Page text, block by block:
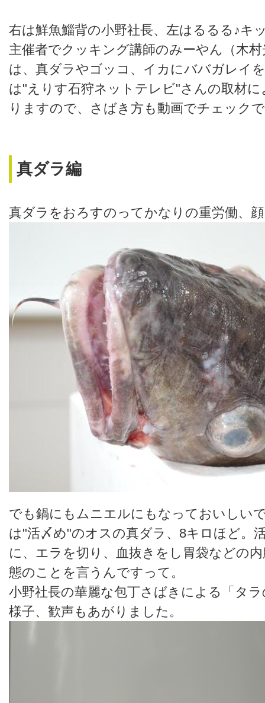
右は鮮魚鯔背の小野社長、左はるるる♪キ
主催者でクッキング講師のみーやん（木
は、真ダラやゴッコ、イカにババガレイ
は"えりす石狩ネットテレビ"さんの取材
りますので、さばき方も動画でチェック
真ダラ編
真ダラをおろすのってかなりの重労働、
でも鍋にもムニエルにもなっておいしい
は"活〆め"のオスの真ダラ、8キロほど。
に、エラを切り、血抜きをし胃袋などの
態のことを言うんですって。
小野社長の華麗な包丁さばきによる「タ
様子、歓声もあがりました。